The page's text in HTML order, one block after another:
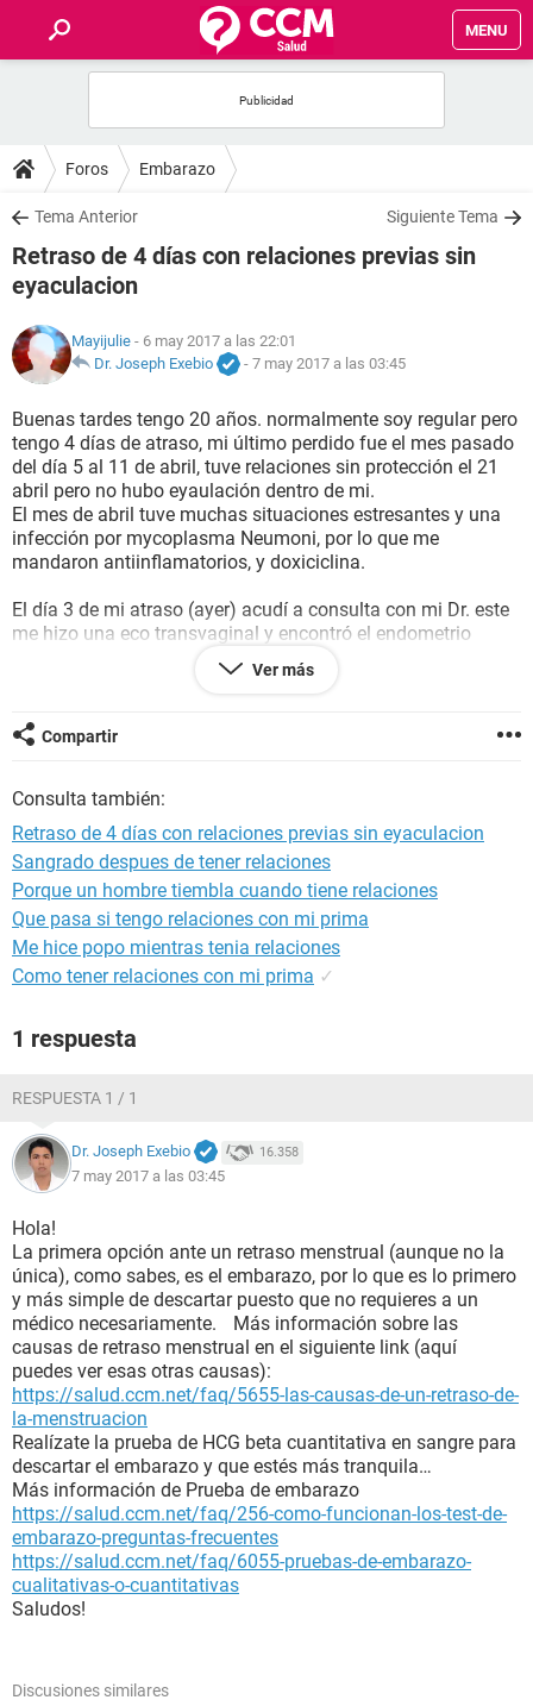
MENU
FOROS
SALUD
FAMILIA
NUTRICIÓN
SEXUALIDAD
GLOSARIO
Foros Embarazo
Tema Anterior Siguiente Tema
Retraso de 4 días con relaciones previas sin
eyaculacion
Mayijulie - 6 may 2017 a las 22:01
Dr. Joseph Exebio
- 7 may 2017 a las 03:45
Buenas tardes tengo 20 años. normalmente soy regular pero
tengo 4 días de atraso, mi último perdido fue el mes pasado
del día 5 al 11 de abril, tuve relaciones sin protección el 21
abril pero no hubo eyaulación dentro de mi.
El mes de abril tuve muchas situaciones estresantes y una
infección por mycoplasma Neumoni, por lo que me
mandaron antiinflamatorios, y doxiciclina.
El día 3 de mi atraso (ayer) acudí a consulta con mi Dr. este
me hizo una eco transvaginal y encontró el endometrio
engrosado. Por lo que quiso hacerme una prueba de
embarazo en orina. La cual resultó negativa.
engrosamiento era porque soy abundante en mis ciclos. Y
me mandó terapia con anticonceptivos Qlaira apenas me
blanco acuoso inoloro
Mi pregunta es, aún existe una probabilidad de que esté
embarazada o si mi atraso se le atribuye a las múltiples
situaciones de estres?
Agradezco la pronta respuesta. Mil gracias :)
Ver más
Compartir
Consulta también:
Retraso de 4 días con relaciones previas sin eyaculacion
Sangrado despues de tener relaciones
Porque un hombre tiembla cuando tiene relaciones
Que pasa si tengo relaciones con mi prima
Me hice popo mientras tenia relaciones
Como tener relaciones con mi prima ✓
1 respuesta
RESPUESTA 1 / 1
Dr. Joseph Exebio 16.358
7 may 2017 a las 03:45
Hola!
La primera opción ante un retraso menstrual (aunque no la
única), como sabes, es el embarazo, por lo que es lo primero
y más simple de descartar puesto que no requieres a un
médico necesariamente. Más información sobre las
causas de retraso menstrual en el siguiente link (aquí
puedes ver esas otras causas):
https://salud.ccm.net/faq/5655-las-causas-de-un-retraso-de-
la-menstruacion
Realízate la prueba de HCG beta cuantitativa en sangre para
descartar el embarazo y que estés más tranquila…
Más información de Prueba de embarazo
https://salud.ccm.net/faq/256-como-funcionan-los-test-de-
embarazo-preguntas-frecuentes
https://salud.ccm.net/faq/6055-pruebas-de-embarazo-
cualitativas-o-cuantitativas
Saludos!
Discusiones similares